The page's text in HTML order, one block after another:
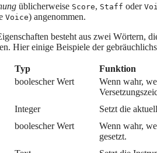
üblicherweise Score, Staff oder
Voice) angenommen.
besteht aus zwei Wörtern,
Hier einige Beispiele der
Typ Funktion
boolescher Wert
Wenn wahr,
Integer Setzt die
boolescher Wert
Wenn wahr,
gesetzt.